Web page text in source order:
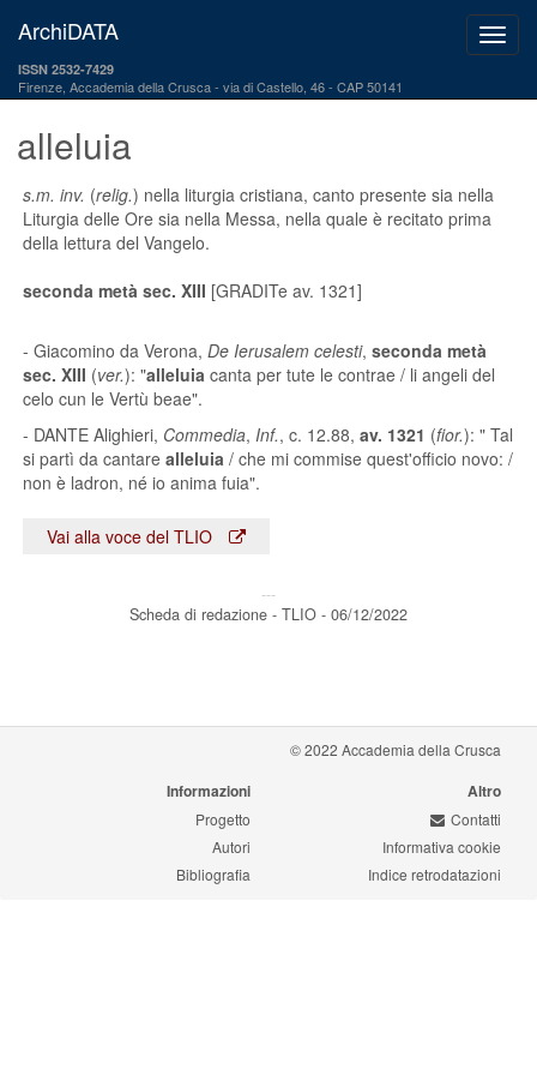
ArchiDATA
ISSN 2532-7429
Firenze, Accademia della Crusca via di Castello, 46 - CAP 50141
alleluia
s.m. inv. (relig.) nella liturgia cristiana, canto presente sia nella
Liturgia delle Ore sia nella Messa, nella quale è recitato prima
della lettura del Vangelo.
seconda metà sec. XIII [GRADITe av. 1321]
- Giacomino da Verona, De Ierusalem celesti, seconda metà
sec. XIII (ver.): "alleluia canta per tute le contrae / li angeli del
celo cun le Vertù beae".
- DANTE Alighieri, Commedia, Inf., c. 12.88, av. 1321 (fior.): " Tal
si partì da cantare alleluia / che mi commise quest'officio novo: /
non è ladron, né io anima fuia".
Vai alla voce del TLIO
---
Scheda di redazione - TLIO - 06/12/2022
© 2022 Accademia della Crusca
Informazioni
Progetto
Autori
Bibliografia
Altro
Contatti
Informativa cookie
Indice retrodatazioni